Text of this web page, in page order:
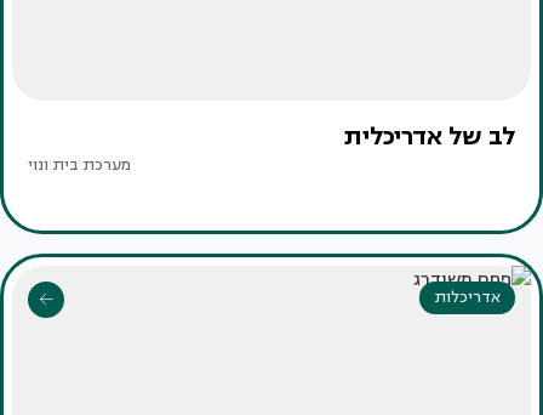
לב של אדריכלית
מערכת בית ונוי
אדריכלות